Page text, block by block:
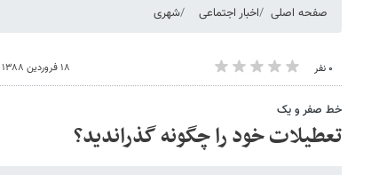
صفحه اصلی اخبار اجتماعی شهری
۰ نفر ۱۸ فروردین ۱۳۸۸ - ۰۸:۰۴
خط صفر و یک
تعطیلات خود را چگونه گذراندید؟